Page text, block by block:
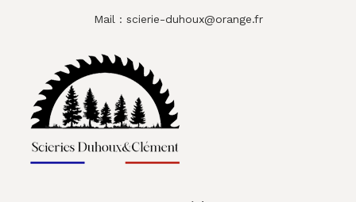
Mail : scierie-duhoux@orange.fr